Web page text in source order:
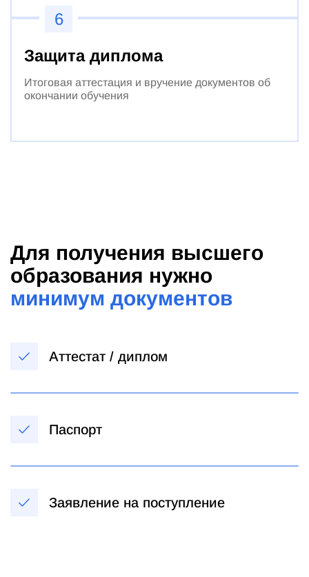
6
Защита диплома
Итоговая аттестация и вручение документов об
окончании обучения
Для получения высшего
образования нужно
минимум документов
Аттестат / диплом
Паспорт
Заявление на поступление